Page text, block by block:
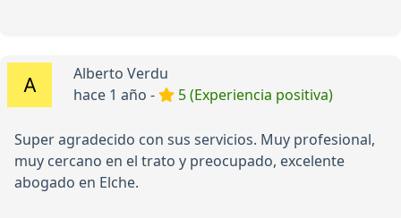
Alberto Verdu
hace 1 año -
5 (Experiencia positiva)
Super agradecido con sus servicios. Muy profesional,
muy cercano en el trato y preocupado, excelente
abogado en Elche.